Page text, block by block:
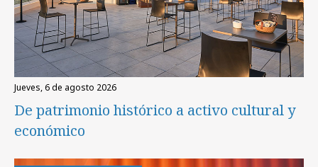
jueves, 6 de agosto 2026
De patrimonio histórico a activo cultural y
económico